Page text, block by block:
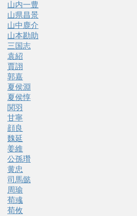
山内一豊
山県昌景
山中鹿介
山本勘助
三国志
袁紹
賈詡
郭嘉
夏侯淵
夏侯惇
関羽
甘寧
顔良
魏延
姜維
公孫瓚
黄忠
司馬懿
周瑜
荀彧
荀攸